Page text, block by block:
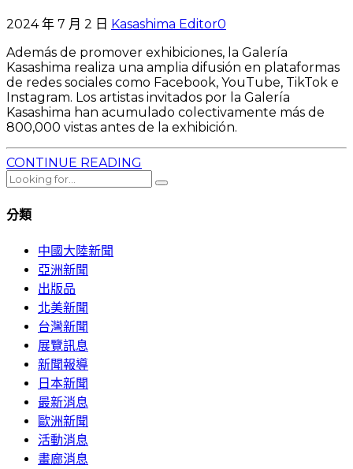
2024 年 7 月 2 日 Kasashima Editor0
Además de promover exhibiciones, la Galería
Kasashima realiza una amplia difusión en plataformas
de redes sociales como Facebook, YouTube, TikTok e
Instagram. Los artistas invitados por la Galería
Kasashima han acumulado colectivamente más de
800,000 vistas antes de la exhibición.
CONTINUE READING
分類
中國大陸新聞
亞洲新聞
出版品
北美新聞
台灣新聞
展覽訊息
新聞報導
日本新聞
最新消息
歐洲新聞
活動消息
畫廊消息